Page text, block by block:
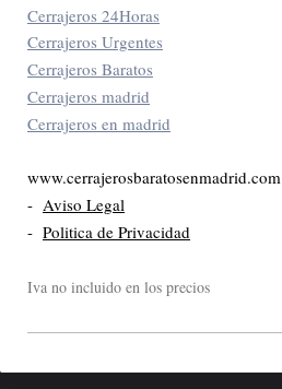
Cerrajeros 24Horas
Cerrajeros Urgentes
Cerrajeros Baratos
Cerrajeros madrid
Cerrajeros en madrid
www.cerrajerosbaratosenmadrid.com
- Aviso Legal
- Politica de Privacidad
Iva no incluido en los precios